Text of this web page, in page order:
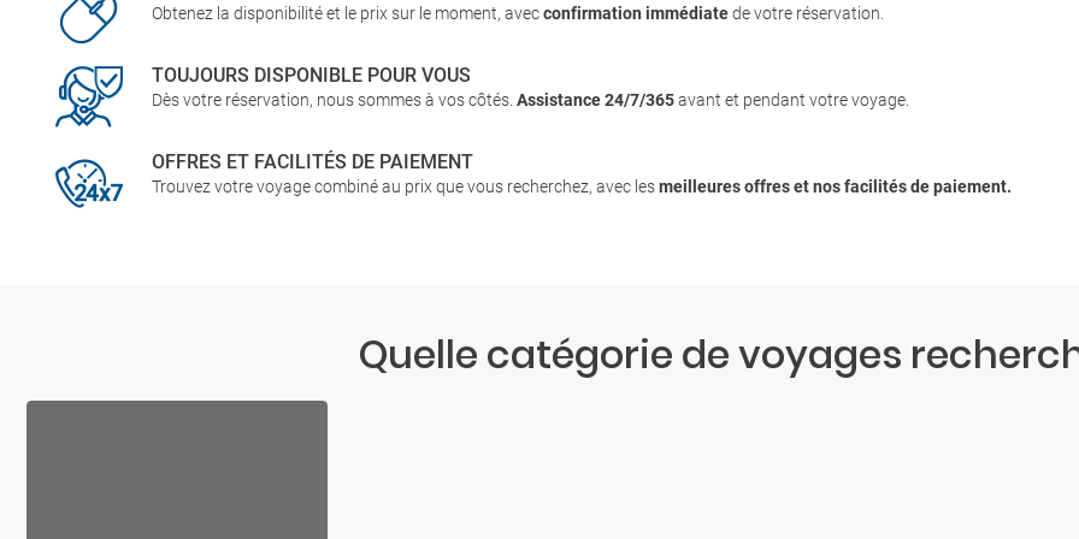
Obtenez la disponibilité et le prix sur le moment, avecconfirmation immédiatede votre réservation.
TOUJOURS DISPONIBLE POUR VOUS
Dès votre réservation, nous sommes à vos côtés.Assistance 24/7/365avant et pendant votre voyage.
OFFRES ET FACILITÉS DE PAIEMENT
Trouvez votre voyage combiné au prix que vous recherchez, avec lesmeilleures offres et nos facilités de paiement.
Quelle catégorie de voyages